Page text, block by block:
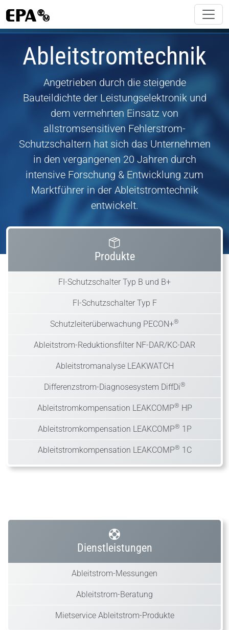
Ableitstromtechnik
Angetrieben durch die steigende
Bauteildichte der Leistungselektronik und
dem vermehrten Einsatz von
allstromsensitiven Fehlerstrom-
Schutzschaltern hat sich das Unternehmen
in den vergangenen 20 Jahren durch
intensive Forschung & Entwicklung zum
Marktführer in der Ableitstromtechnik
entwickelt.
Produkte
FI-Schutzschalter Typ B und B+
FI-Schutzschalter Typ F
Schutzleiterüberwachung PECON+®
Ableitstrom-Reduktionsfilter NF-DAR/KC-DAR
Ableitstromanalyse LEAKWATCH
Differenzstrom-Diagnosesystem DiffDi®
Ableitstromkompensation LEAKCOMP® HP
Ableitstromkompensation LEAKCOMP® 1P
Ableitstromkompensation LEAKCOMP® 1C
Dienstleistungen
Ableitstrom-Messungen
Ableitstrom-Beratung
Mietservice Ableitstrom-Produkte